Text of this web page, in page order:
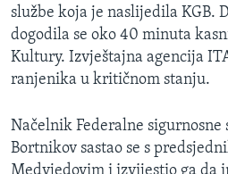
Learning English
PRATITE NAS
Jezici
službe koja je naslijedila KGB.
dogodila se oko 40 minuta
Kultury. Izvještajna agencija
ranjenika u kritičnom stanju.
Načelnik Federalne sigurnosne
Bortnikov sastao se s